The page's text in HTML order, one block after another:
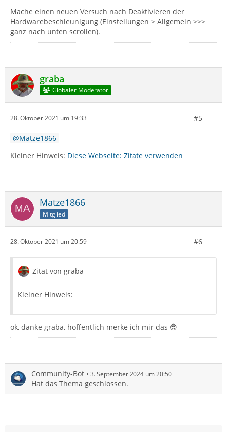
Mache einen neuen Versuch nach Deaktivieren der
Hardwarebeschleunigung (Einstellungen > Allgemein >>>
ganz nach unten scrollen).
graba
Globaler Moderator
28. Oktober 2021 um 19:33 #5
Matze1866
Kleiner Hinweis: Diese Webseite: Zitate verwenden
Matze1866
Mitglied
28. Oktober 2021 um 20:59 #6
Zitat von graba
Kleiner Hinweis:
ok, danke graba, hoffentlich merke ich mir das 😎
Community-Bot 3. September 2024 um 20:50
Hat das Thema geschlossen.